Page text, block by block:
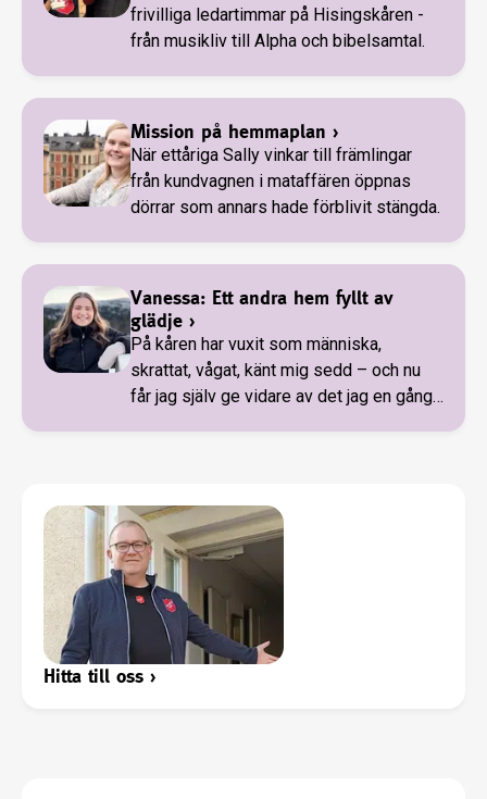
frivilliga ledartimmar på Hisingskåren -
från musikliv till Alpha och bibelsamtal.
Mission på hemmaplan ›
När ettåriga Sally vinkar till främlingar
från kundvagnen i mataffären öppnas
dörrar som annars hade förblivit stängda.
Vanessa: Ett andra hem fyllt av
glädje ›
På kåren har vuxit som människa,
skrattat, vågat, känt mig sedd – och nu
får jag själv ge vidare av det jag en gång
Hitta till oss ›